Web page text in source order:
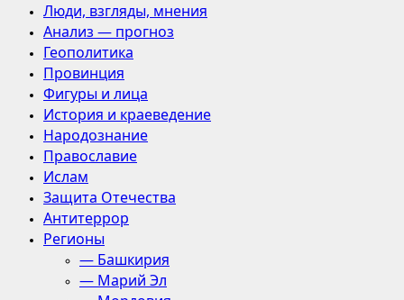
Люди, взгляды, мнения
Анализ — прогноз
Геополитика
Провинция
Фигуры и лица
История и краеведение
Народознание
Православие
Ислам
Защита Отечества
Антитеррор
Регионы
— Башкирия
— Марий Эл